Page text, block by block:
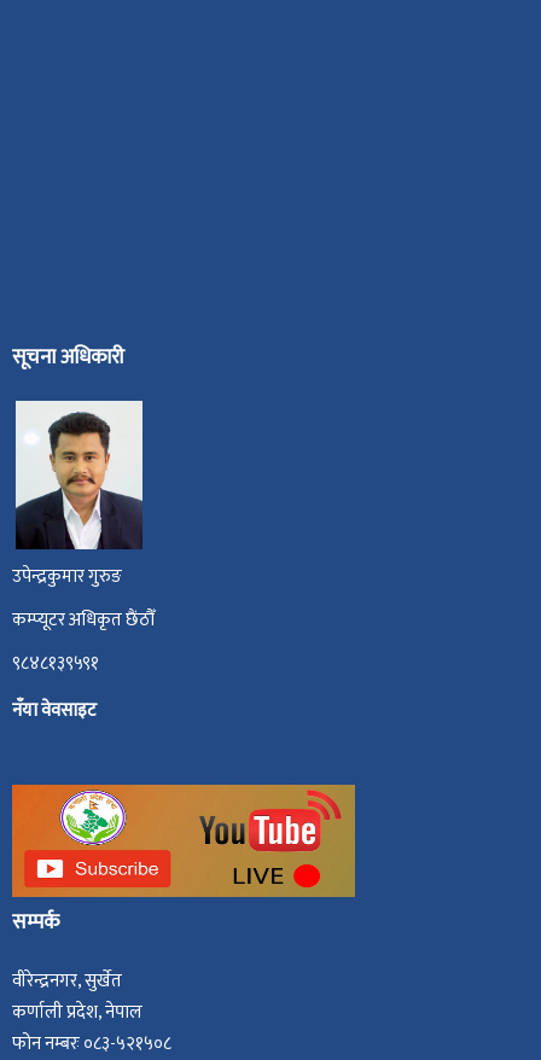
सूचना अधिकारी
उपेन्द्रकुमार गुरुङ
कम्प्यूटर अधिकृत छैंठौँ
९८४८१३९५९१
नँया वेवसाइट
सम्पर्क
वीरेन्द्रनगर, सुर्खेत
कर्णाली प्रदेश, नेपाल
फोन नम्बरः ०८३-५२१५०८